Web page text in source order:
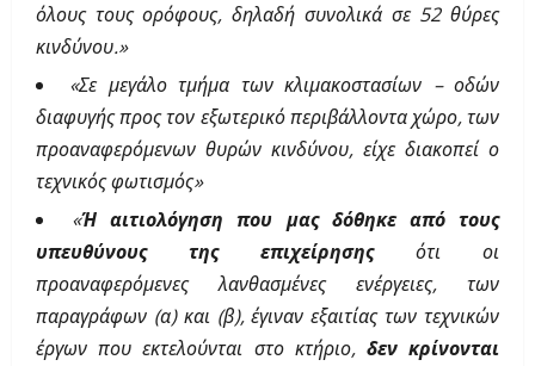
όλους τους ορόφους, δηλαδή συνολικά σε 52 θύρες
κινδύνου.»
«Σε μεγάλο τμήμα των κλιμακοστασίων – οδών
διαφυγής προς τον εξωτερικό περιβάλλοντα χώρο, των
προαναφερόμενων θυρών κινδύνου, είχε διακοπεί ο
τεχνικός φωτισμός»
«Ή αιτιολόγηση που μας δόθηκε από τους
υπευθύνους της επιχείρησηςότι οι
προαναφερόμενες λανθασμένες ενέργειες, των
παραγράφων (α) και (β), έγιναν εξαιτίας των τεχνικών
έργων που εκτελούνται στο κτήριο, δεν κρίνονται